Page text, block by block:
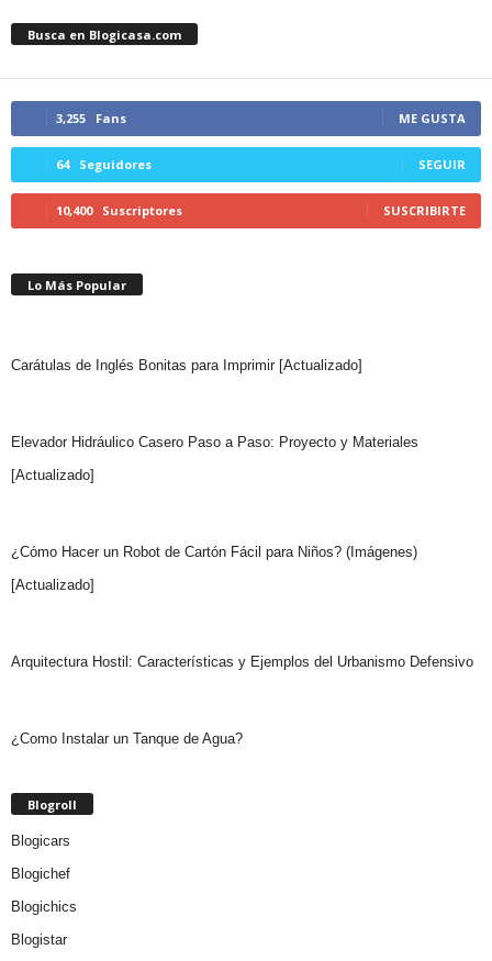
Busca en Blogicasa.com
3,255 Fans ME GUSTA
64 Seguidores SEGUIR
10,400 Suscriptores SUSCRIBIRTE
Lo Más Popular
Carátulas de Inglés Bonitas para Imprimir [Actualizado]
Elevador Hidráulico Casero Paso a Paso: Proyecto y Materiales
[Actualizado]
¿Cómo Hacer un Robot de Cartón Fácil para Niños? (Imágenes)
[Actualizado]
Arquitectura Hostil: Características y Ejemplos del Urbanismo Defensivo
¿Como Instalar un Tanque de Agua?
Blogroll
Blogicars
Blogichef
Blogichics
Blogistar